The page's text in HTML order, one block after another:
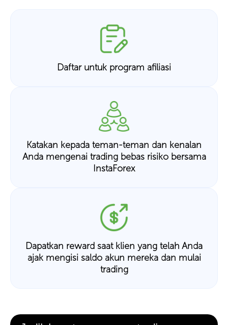
Daftar untuk program afiliasi
Katakan kepada teman-teman dan kenalan
Anda mengenai trading bebas risiko bersama
InstaForex
Dapatkan reward saat klien yang telah Anda
ajak mengisi saldo akun mereka dan mulai
trading